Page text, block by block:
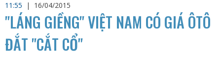
11:55
| 16/04/2015
"LÁNG GIỀNG" VIỆT NAM CÓ GIÁ ÔTÔ
ĐẮT "CẮT CỔ"